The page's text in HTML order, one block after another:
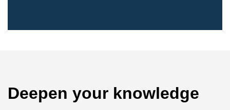
Deepen your knowledge